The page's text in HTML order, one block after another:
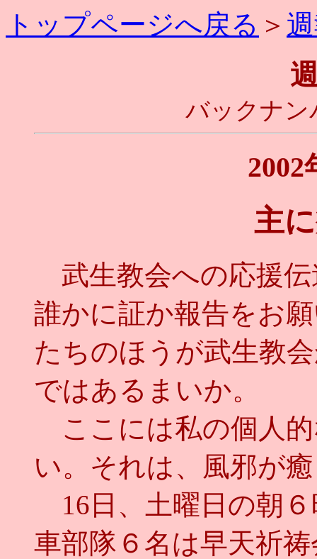
トップページへ戻る ＞
バックナン
2002
主
武生教会への応援
誰かに証か報告をお
たちのほうが武生教
ではあるまいか。
ここには私の個人
い。それは、風邪が
16日、土曜日の朝
車部隊６名は早天祈